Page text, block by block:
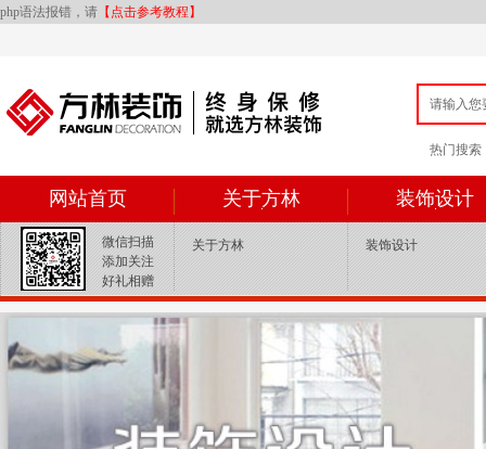
php语法报错，请 【点击参考教程】
热门搜索
网站首页 关于方林 装饰设计
微信扫描
添加关注
好礼相赠
关于方林 装饰设计